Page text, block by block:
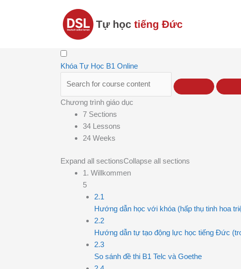
Khóa Tự Học B1 Online
Chương trình giáo dục
7 Sections
34 Lessons
24 Weeks
Expand all sectionsCollapse all sections
1. Willkommen
5
2.1
Hướng dẫn học với khóa (hấp thụ tinh hoa
2.2
Hướng dẫn tự tạo động lực học tiếng Đức
2.3
So sánh đề thi B1 Telc và Goethe